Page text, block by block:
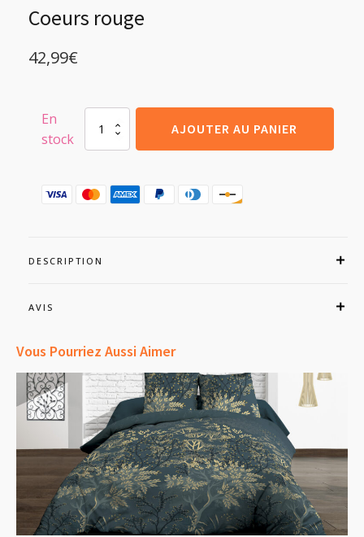
Coeurs rouge
42,99€
En
stock
quantité
Parure
+
+
57
-
Coeurs
rouge
AJOUTER AU PANIER
DESCRIPTION
AVIS
Vous Pourriez Aussi Aimer